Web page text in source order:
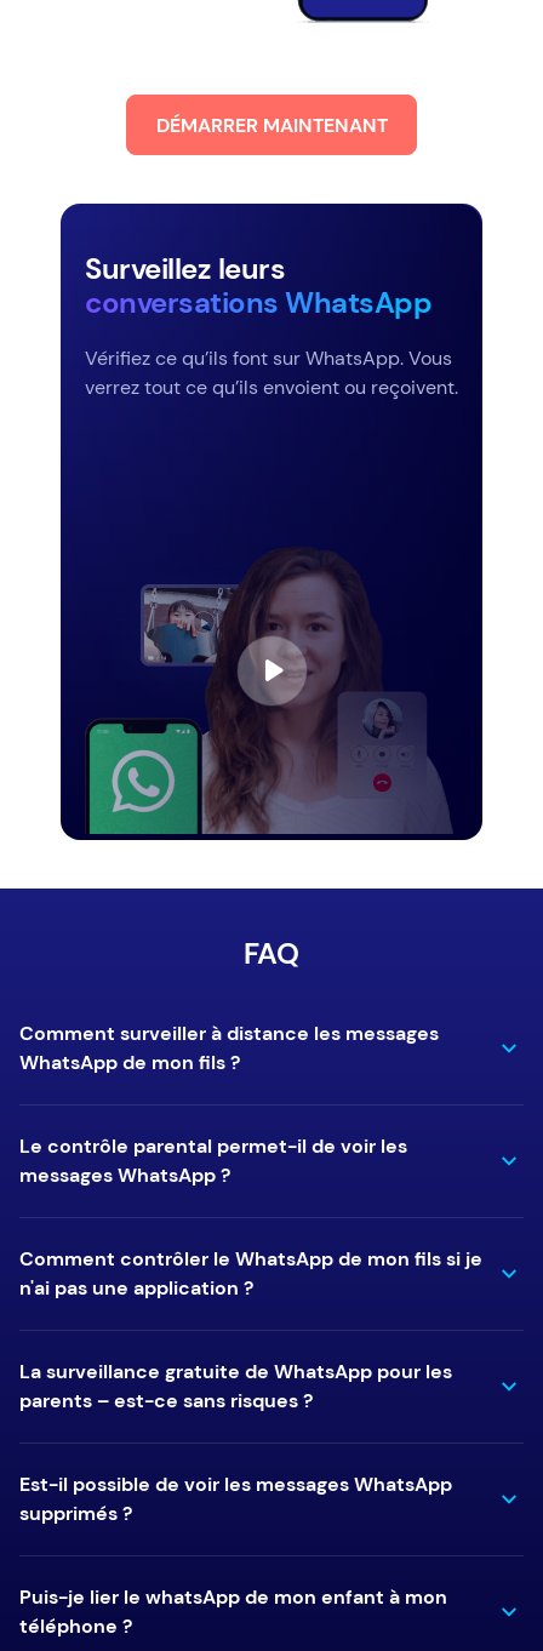
DÉMARRER MAINTENANT
Surveillez leurs
conversations WhatsApp
Vérifiez ce qu’ils font sur WhatsApp. Vous
verrez tout ce qu’ils envoient ou reçoivent.
FAQ
Comment surveiller à distance les messages
WhatsApp de mon fils ?
Le contrôle parental permet-il de voir les
messages WhatsApp ?
Comment contrôler le WhatsApp de mon fils si je
n'ai pas une application ?
La surveillance gratuite de WhatsApp pour les
parents – est-ce sans risques ?
Est-il possible de voir les messages WhatsApp
supprimés ?
Puis-je lier le whatsApp de mon enfant à mon
téléphone ?